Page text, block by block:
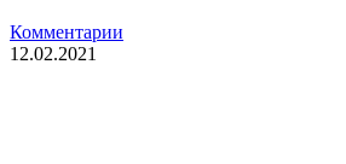
Комментарии
12.02.2021